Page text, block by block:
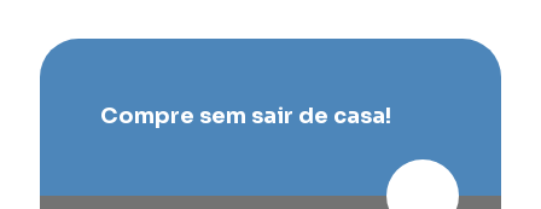
Compre sem sair de casa!